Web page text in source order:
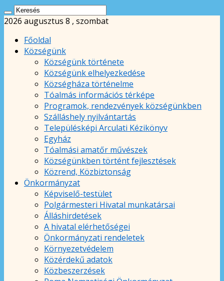
2026 augusztus 8 , szombat
Főoldal
Községünk
Községünk története
Községünk elhelyezkedése
Községháza történelme
Tóalmás információs térképe
Programok, rendezvények községünkben
Szálláshely nyilvántartás
Településképi Arculati Kézikönyv
Egyház
Tóalmási amatőr művészek
Községünkben történt fejlesztések
Közrend, Közbiztonság
Önkormányzat
Képviselő-testület
Polgármesteri Hivatal munkatársai
Álláshirdetések
A hivatal elérhetőségei
Önkormányzati rendeletek
Környezetvédelem
Közérdekű adatok
Közbeszerzések